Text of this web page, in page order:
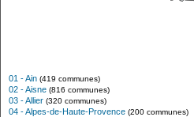
01 - Ain (419 communes)
02 - Aisne (816 communes)
03 - Allier (320 communes)
04 - Alpes-de-Haute-Provence (200 communes)